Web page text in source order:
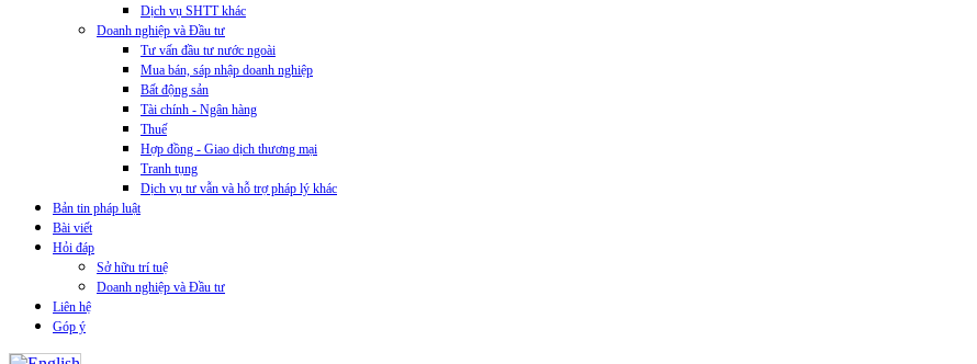
Dịch vụ SHTT khác
Doanh nghiệp và Đầu tư
Tư vấn đầu tư nước ngoài
Mua bán, sáp nhập doanh nghiệp
Bất động sản
Tài chính - Ngân hàng
Thuế
Hợp đồng - Giao dịch thương mại
Tranh tụng
Dịch vụ tư vẫn và hỗ trợ pháp lý khác
Bản tin pháp luật
Bài viết
Hỏi đáp
Sở hữu trí tuệ
Doanh nghiệp và Đầu tư
Liên hệ
Góp ý